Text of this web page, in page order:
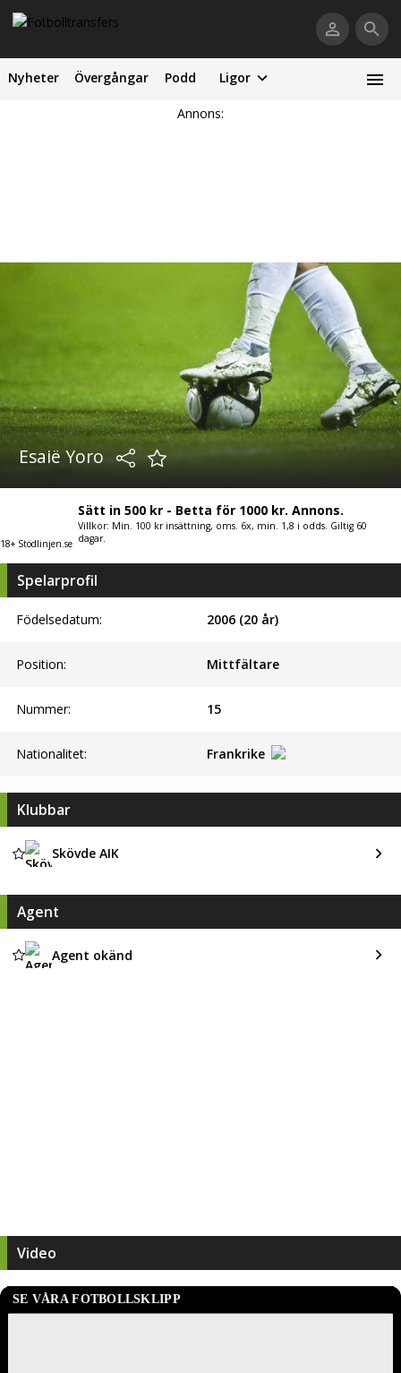
Nyheter Övergångar Podd Ligor
Annons:
Esaië Yoro
18+ Stödlinjen.se
Sätt in 500 kr - Betta för 1000 kr. Annons.
Villkor: Min. 100 kr insättning, oms. 6x, min. 1,8 i odds. Giltig 60
dagar.
Spelarprofil
Födelsedatum: 2006 (20 år)
Position: Mittfältare
Nummer: 15
Nationalitet: Frankrike
Klubbar
Skövde AIK
Agent
Agent okänd
Video
SE VÅRA FOTBOLLSKLIPP